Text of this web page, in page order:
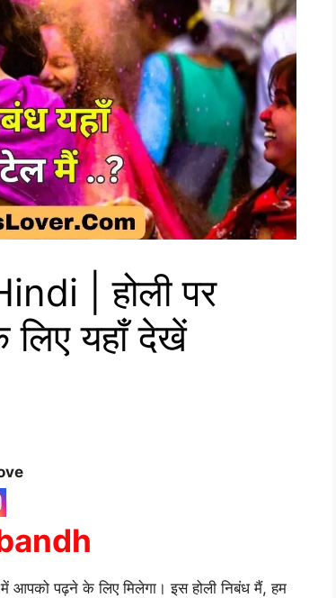
| होली पर
लिए यहाँ देखें
आपको पढ़ने के लिए मिलेगा। इस होली निबंध मैं, हम